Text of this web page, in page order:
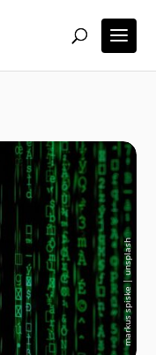
markus spiske | unsplash